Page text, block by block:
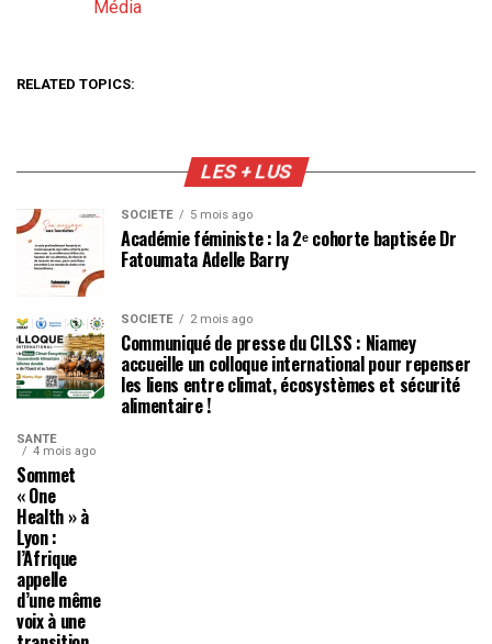
Par rapport à
Média
RELATED TOPICS:
LES + LUS
SOCIÉTÉ 5 mois ago
Académie féministe : la 2ᵉ cohorte baptisée Dr
Fatoumata Adelle Barry
SOCIÉTÉ 2 mois ago
Communiqué de presse du CILSS : Niamey
accueille un colloque international pour repenser
les liens entre climat, écosystèmes et sécurité
alimentaire !
SANTÉ
4 mois ago
Sommet
« One
Health » à
Lyon :
l’Afrique
appelle
d’une même
voix à une